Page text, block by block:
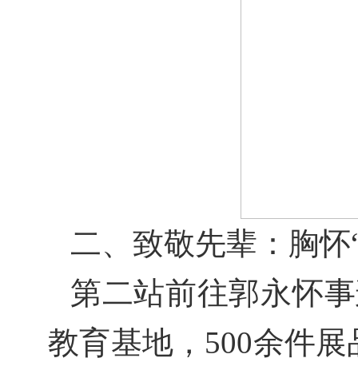
二、致敬先辈：胸怀
第二站前往郭永怀
教育基地， 500余件展